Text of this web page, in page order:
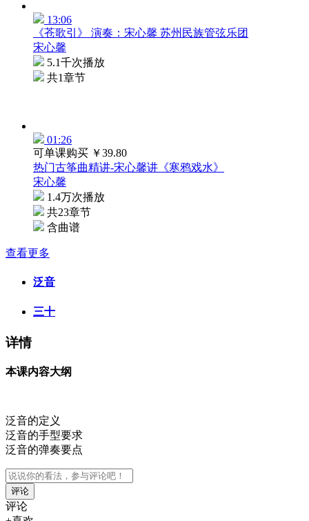
13:06
《苍歌引》 演奏：宋心馨 苏州民族管弦乐团
宋心馨
5.1千次播放
共1章节
01:26
可单课购买 ￥39.80
热门古筝曲精讲-宋心馨讲《寒鸦戏水》
宋心馨
1.4万次播放
共23章节
含曲谱
查看更多
泛音
三十
详情
本课内容大纲
泛音的定义
泛音的手型要求
泛音的弹奏要点
评论
评论